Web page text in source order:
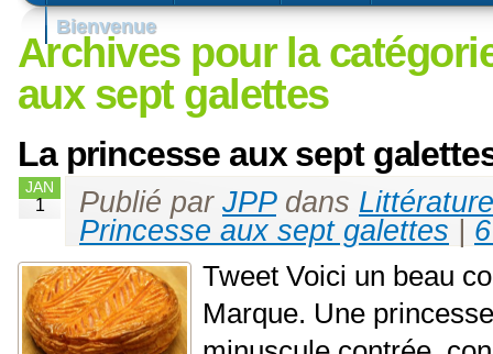
Bienvenue
Archives pour la
aux sept galettes
La princesse aux sept
JAN
1 Publié par JPPdans Littérature
Princesse aux sept galettes
Tweet Voici un beau
Marque. Une